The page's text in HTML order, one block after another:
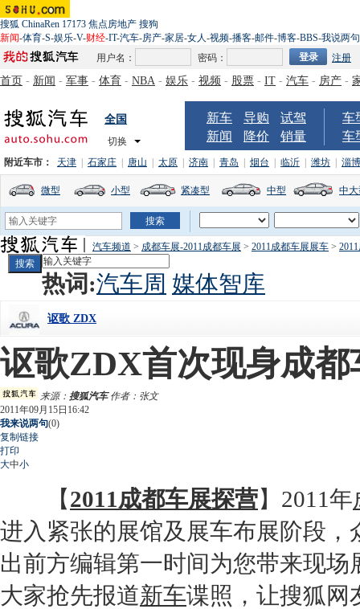
搜狐 ChinaRen 17173 焦点房地产 搜狗
新闻-体育-S-娱乐-V-财经-IT-汽车-房产-家居-女人-视频-播客-邮件-博客-BBS-我说两句
用户名：
密码： 注册
首页 - 新闻 - 军事 - 体育 - NBA - 娱乐 - 视频 - 股票 - IT - 汽车 - 房产 -
全国
切换
新车 导购
试驾
新闻
降价 销量
车
车
附近车市： 天津 石家庄 唐山 太原 济南 青岛 烟台 临沂 潍坊 淄博
微型 小型 紧凑型 中型 中
汽车频道 > 成都车展-2011成都车展 > 2011成都车展展车 >
热词:汽车周 媒体智库
讴歌 ZDX
讴歌ZDX首次现身成
来源： 搜狐汽车作者：张文
2011年09月15日16:42
我来说两句(0)
复制链接
打印
大中小
【2011成都车展探营】 2011年
进入紧张的展馆及展车布展阶段
出前方编辑第一时间为您带来现
大家抢先报道新车谍照，让搜狐